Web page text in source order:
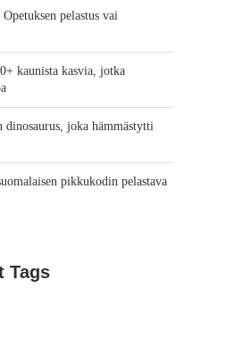
pelastus vai
kaunista kasvia, jotka
joka hämmästytti
pikkukodin pelastava
Tags